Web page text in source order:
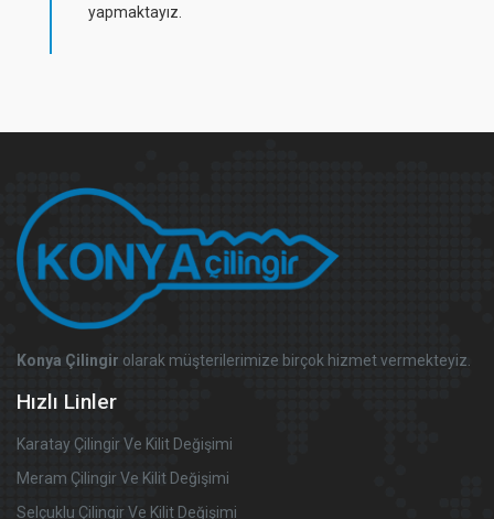
yapmaktayız.
Konya Çilingir olarak müşterilerimize birçok hizmet vermekteyiz.
Hızlı Linler
Karatay Çilingir Ve Kilit Değişimi
Meram Çilingir Ve Kilit Değişimi
Selçuklu Çilingir Ve Kilit Değişimi